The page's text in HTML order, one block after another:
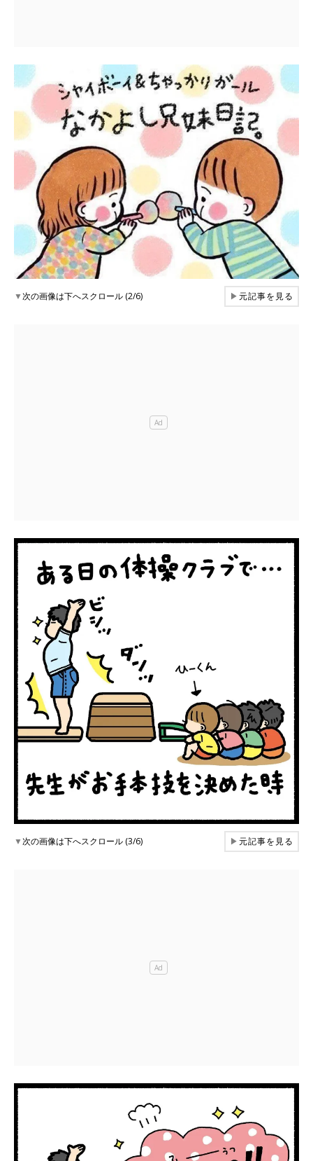
▼次の画像は下へスクロール (2/6) ▶元記事を見る
▼次の画像は下へスクロール (3/6) ▶元記事を見る